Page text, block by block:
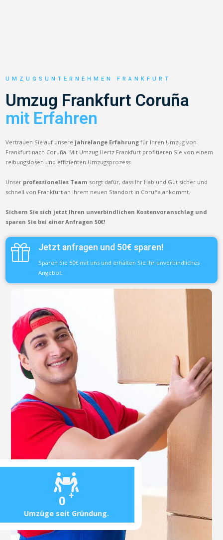
0 +
Umzüge seit Gründung.
UMZUGSUNTERNEHMEN FRANKFURT
Umzug Frankfurt Coruña
mit Erfahren
Vertrauen Sie auf unsere jahrelange Erfahrung für Ihren Umzug von
Frankfurt nach Coruña. Mit Umzug Hertz Frankfurt profitieren Sie von einem
reibungslosen und effizienten Umzugsprozess.
Unser professionelles Team sorgt dafür, dass Ihr Hab und Gut sicher und
schnell von Frankfurt an Ihrem neuen Standort in Coruña ankommt.
Sichern Sie sich jetzt Ihren unverbindlichen Kostenvoranschlag und
sparen Sie bei einer Anfragen 50€!
Jetzt anfragen und 50€ sparen!
Sparen Sie 50€ mit uns und erhalten Sie Ihr unverbindliches
Angebot.